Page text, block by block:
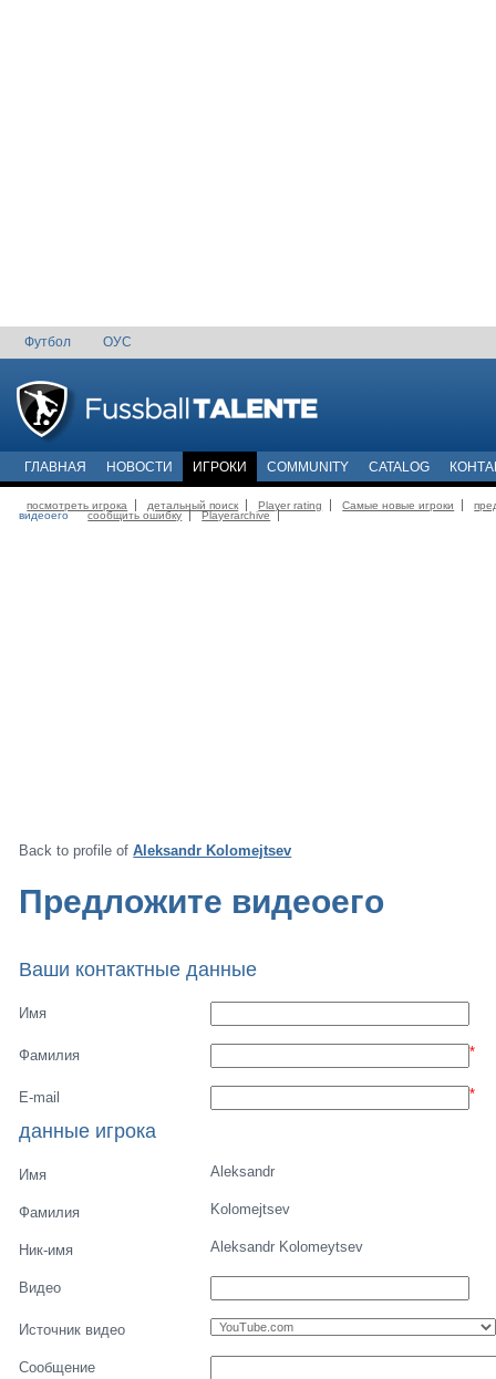
Футбол ОУС
ГЛАВНАЯ НОВОСТИ ИГРОКИ COMMUNITY CATALOG
посмотреть игрока детальный поиск Player rating Самые новые игроки
видеоего
сообщить ошибку Playerarchive
Back to profile ofAleksandr Kolomejtsev
Предложите видеоего
Ваши контактные данные
Имя
Фамилия *
E-mail *
данные игрока
Имя Aleksandr
Фамилия Kolomejtsev
Ник-имя Aleksandr Kolomeytsev
Видео
Источник видео
Сообщение